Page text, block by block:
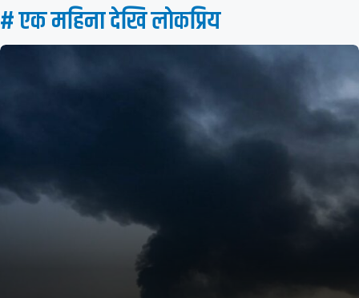
# एक महिना देखि लाेकप्रिय